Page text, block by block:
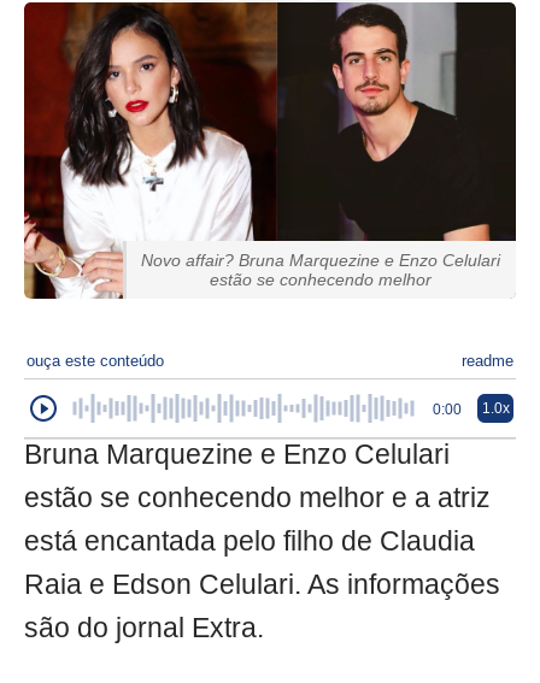
Novo affair? Bruna Marquezine e Enzo Celulari
estão se conhecendo melhor
ouça este conteúdo readme
0:00 1.0x
Bruna Marquezine e Enzo Celulari
estão se conhecendo melhor e a atriz
está encantada pelo filho de Claudia
Raia e Edson Celulari. As informações
são do jornal Extra.